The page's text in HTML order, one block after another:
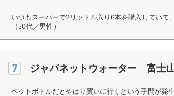
いつもスーパーで2リットル入り6本を購入していて
（50代／男性）
ジャパネットウォーター 富士
ペットボトルだとやはり買いに行くという手間が発